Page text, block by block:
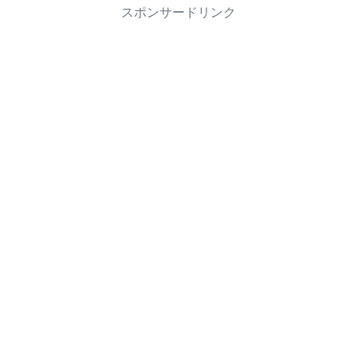
スポンサードリンク